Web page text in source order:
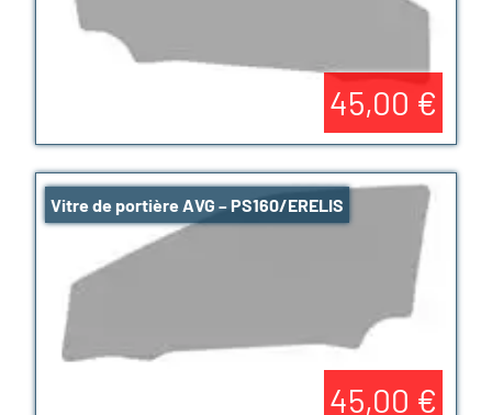
45,00 €
Vitre de portière AVG – PS160/ERELIS
45,00 €